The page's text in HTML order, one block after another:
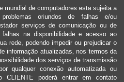
mundial de computadores esta sujeita a
oriundos de falhas e/ou
serviços de comunicação ou de
na disponibilidade e acesso ao
rede, podendo impedir ou prejudicar o
informação atualizadas, nos termos da
dos serviços de transmissão
qualquer conexão automatizada ou
CLIENTE poderá entrar em contato